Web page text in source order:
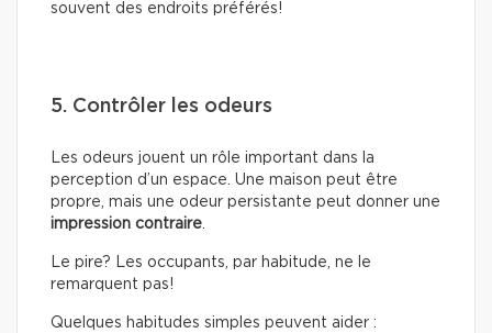
souvent des endroits préférés!
5. Contrôler les odeurs
Les odeurs jouent un rôle important dans la
perception d’un espace. Une maison peut être
propre, mais une odeur persistante peut donner une
impression contraire.
Le pire? Les occupants, par habitude, ne le
remarquent pas!
Quelques habitudes simples peuvent aider :